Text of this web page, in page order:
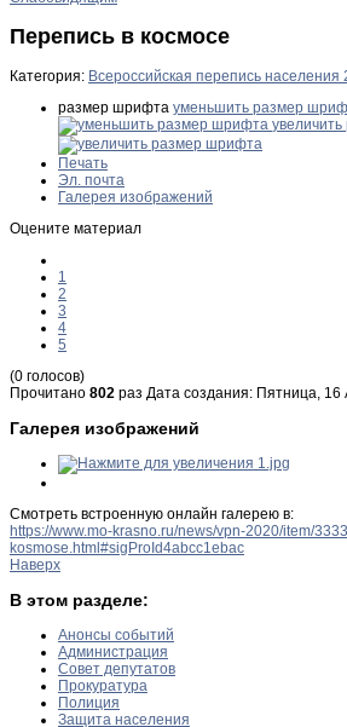
Перепись в космосе
Категория: Всероссийская перепись населения
размер шрифта уменьшить размер
Печать
Эл. почта
Галерея изображений
Оцените материал
1
2
3
4
5
(0 голосов)
Прочитано 802 раз Дата создания: Пятница, 16
Галерея изображений
Смотреть встроенную онлайн галерею в:
https://www.mo-krasno.ru/news/vpn-2020/item/
kosmose.html#sigProId4abcc1ebac
Наверх
В этом разделе:
Анонсы событий
Администрация
Совет депутатов
Прокуратура
Полиция
Защита населения